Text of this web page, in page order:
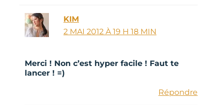
KIM
2 MAI 2012 À 19 H 18 MIN
Merci ! Non c’est hyper facile ! Faut te
lancer ! =)
Répondre